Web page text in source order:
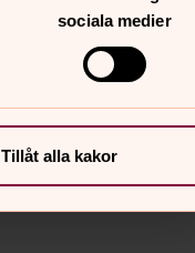
sociala medier
Tillåt alla kakor